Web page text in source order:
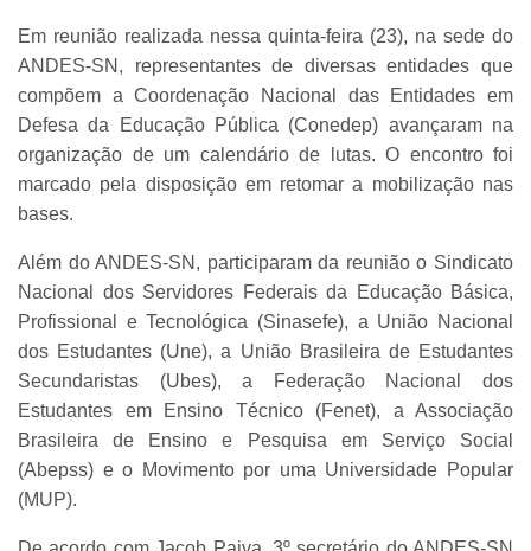
Em reunião realizada nessa quinta-feira (23), na sede do
ANDES-SN, representantes de diversas entidades que
compõem a Coordenação Nacional das Entidades em
Defesa da Educação Pública (Conedep) avançaram na
organização de um calendário de lutas. O encontro foi
marcado pela disposição em retomar a mobilização nas
bases.
Além do ANDES-SN, participaram da reunião o Sindicato
Nacional dos Servidores Federais da Educação Básica,
Profissional e Tecnológica (Sinasefe), a União Nacional
dos Estudantes (Une), a União Brasileira de Estudantes
Secundaristas (Ubes), a Federação Nacional dos
Estudantes em Ensino Técnico (Fenet), a Associação
Brasileira de Ensino e Pesquisa em Serviço Social
(Abepss) e o Movimento por uma Universidade Popular
(MUP).